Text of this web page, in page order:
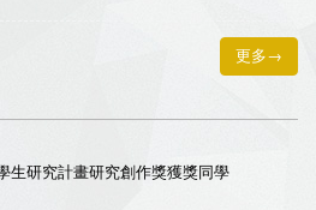
更多→
生研究計畫研究創作獎獲獎同學